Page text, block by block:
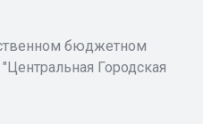
бюджетном
Городская